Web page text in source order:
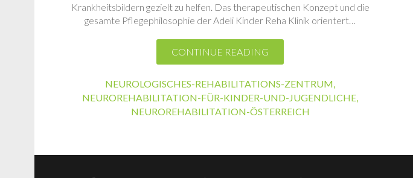
Krankheitsbildern gezielt zu helfen. Das therapeutischen Konzept und die
gesamte Pflegephilosophie der Adeli Kinder Reha Klinik orientert…
CONTINUE READING
NEUROLOGISCHES-REHABILITATIONS-ZENTRUM
NEUROREHABILITATION-FÜR-KINDER-UND-JUGENDLICHE
NEUROREHABILITATION-ÖSTERREICH